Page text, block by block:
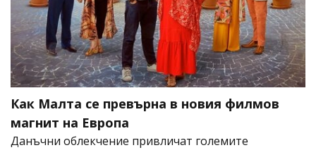
Как Малта се превърна в новия филмов
магнит на Европа
Данъчни облекчение привличат големите